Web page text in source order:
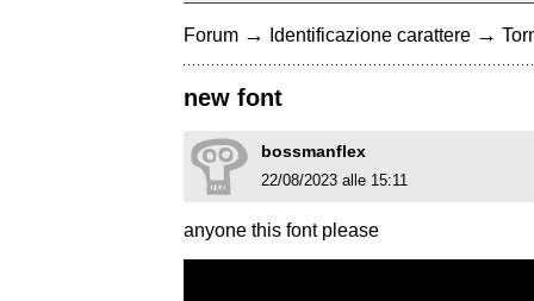
Forum → Identificazione carattere →
new font
bossmanflex
22/08/2023 alle 15:11
anyone this font please